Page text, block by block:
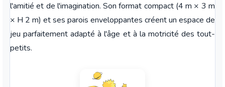
l'amitié et de l'imagination. Son format compact (4 m × 3 m
× H 2 m) et ses parois enveloppantes créent un espace de
jeu parfaitement adapté à l'âge et à la motricité des tout-
petits.